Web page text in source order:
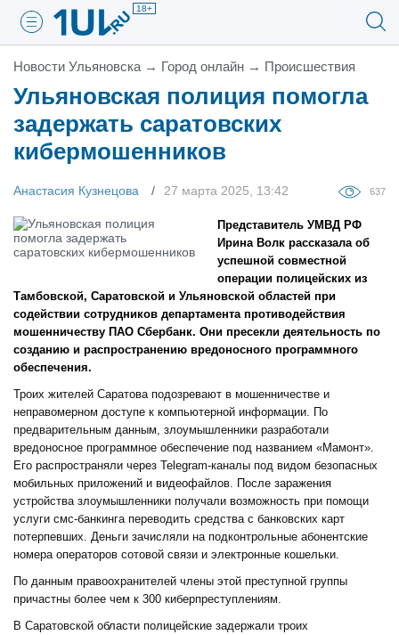
18+
Новости Ульяновска → Город онлайн → Проиcшествия
Ульяновская полиция помогла
задержать саратовских
кибермошенников
Анастасия Кузнецова 27 марта 2025, 13:42 637
Представитель УМВД РФ
Ирина Волк рассказала об
успешной совместной
операции полицейских из
Тамбовской, Саратовской и Ульяновской областей при
содействии сотрудников департамента противодействия
мошенничеству ПАО Сбербанк. Они пресекли деятельность по
созданию и распространению вредоносного программного
обеспечения.
Троих жителей Саратова подозревают в мошенничестве и
неправомерном доступе к компьютерной информации. По
предварительным данным, злоумышленники разработали
вредоносное программное обеспечение под названием «Мамонт».
Его распространяли через Telegram-каналы под видом безопасных
мобильных приложений и видеофайлов. После заражения
устройства злоумышленники получали возможность при помощи
услуги смс-банкинга переводить средства с банковских карт
потерпевших. Деньги зачисляли на подконтрольные абонентские
номера операторов сотовой связи и электронные кошельки.
По данным правоохранителей члены этой преступной группы
причастны более чем к 300 киберпреступлениям.
В Саратовской области полицейские задержали троих